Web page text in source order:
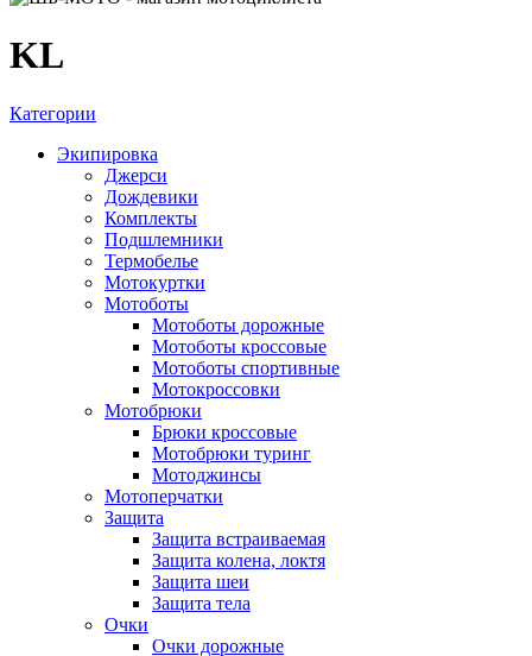
KL
Категории
Экипировка
Джерси
Дождевики
Комплекты
Подшлемники
Термобелье
Мотокуртки
Мотоботы
Мотоботы дорожные
Мотоботы кроссовые
Мотоботы спортивные
Мотокроссовки
Мотобрюки
Брюки кроссовые
Мотобрюки туринг
Мотоджинсы
Мотоперчатки
Защита
Защита встраиваемая
Защита колена, локтя
Защита шеи
Защита тела
Очки
Очки дорожные